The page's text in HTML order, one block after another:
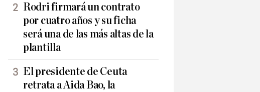
Rodri firmará un contrato
por cuatro años y su ficha
será una de las más altas de la
plantilla
El presidente de Ceuta
retrata a Aida Bao, la